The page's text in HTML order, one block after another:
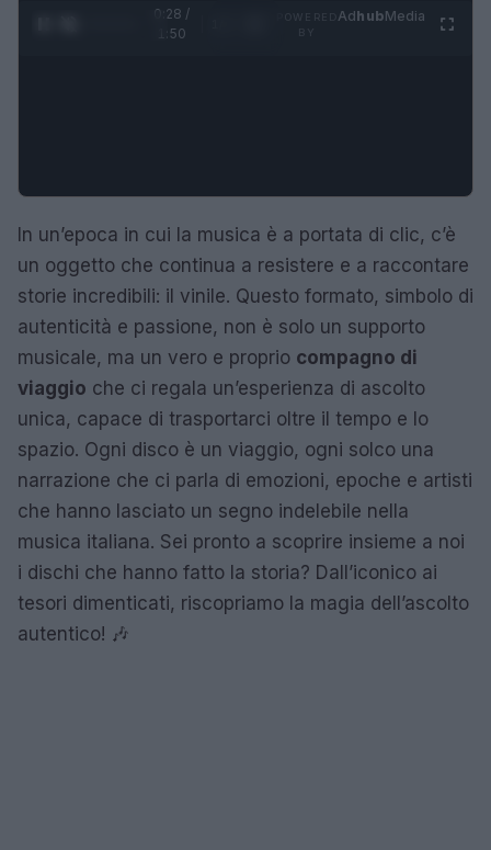
0:29 /
1:50
AdhubMedia
In un’epoca in cui la musica è a portata di clic, c’è
un oggetto che continua a resistere e a raccontare
storie incredibili: il vinile. Questo formato, simbolo di
autenticità e passione, non è solo un supporto
musicale, ma un vero e proprio compagno di
viaggio che ci regala un’esperienza di ascolto
unica, capace di trasportarci oltre il tempo e lo
spazio. Ogni disco è un viaggio, ogni solco una
narrazione che ci parla di emozioni, epoche e artisti
che hanno lasciato un segno indelebile nella
musica italiana. Sei pronto a scoprire insieme a noi
i dischi che hanno fatto la storia? Dall’iconico ai
tesori dimenticati, riscopriamo la magia dell’ascolto
autentico! 🎶